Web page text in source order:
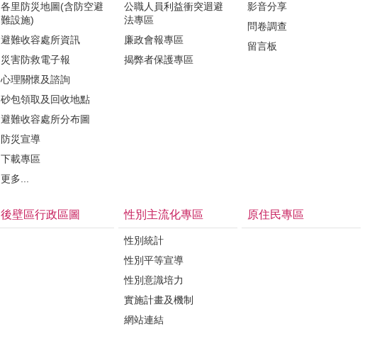
各里防災地圖(含防空避
難設施)
避難收容處所資訊
災害防救電子報
心理關懷及諮詢
砂包領取及回收地點
避難收容處所分布圖
防災宣導
下載專區
更多...
公職人員利益衝突迴避
法專區
廉政會報專區
揭弊者保護專區
影音分享
問卷調查
留言板
後壁區行政區圖 性別主流化專區
性別統計
性別平等宣導
性別意識培力
實施計畫及機制
網站連結
原住民專區